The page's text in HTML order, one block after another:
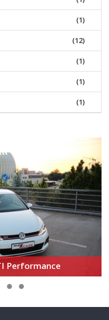
(1)
(12)
(1)
(1)
(1)
Performance